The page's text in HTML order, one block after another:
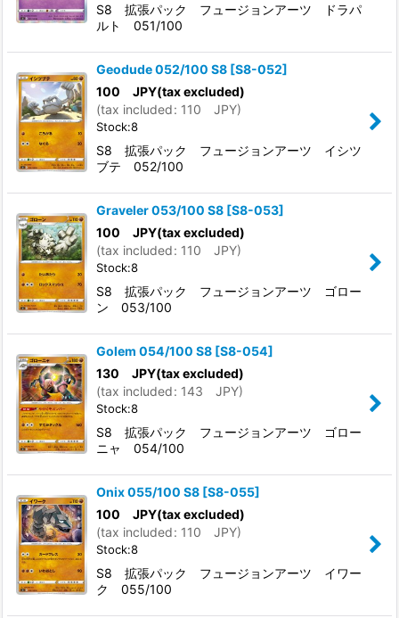
S8 拡張パック フュージョンアーツ ドラパ
ルト 051/100
Geodude 052/100 S8 [S8-052]
100 JPY(tax excluded)
(tax included: 110 JPY)
Stock:8
S8 拡張パック フュージョンアーツ イシツ
ブテ 052/100
Graveler 053/100 S8 [S8-053]
100 JPY(tax excluded)
(tax included: 110 JPY)
Stock:8
S8 拡張パック フュージョンアーツ ゴロー
ン 053/100
Golem 054/100 S8 [S8-054]
130 JPY(tax excluded)
(tax included: 143 JPY)
Stock:8
S8 拡張パック フュージョンアーツ ゴロー
ニャ 054/100
Onix 055/100 S8 [S8-055]
100 JPY(tax excluded)
(tax included: 110 JPY)
Stock:8
S8 拡張パック フュージョンアーツ イワー
ク 055/100